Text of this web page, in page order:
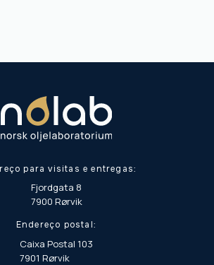
para visitas e entregas:
Fjordgata 8
7900 Rørvik
Endereço postal:
Caixa Postal 103
7901 Rørvik